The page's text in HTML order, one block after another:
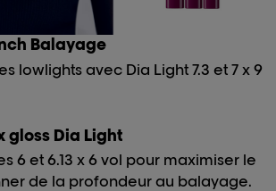
Balayage
lowlights avec Dia Light 7.3 et 7 x 9
gloss Dia Light
6 et 6.13 x 6 vol pour maximiser le
de la profondeur au balayage.